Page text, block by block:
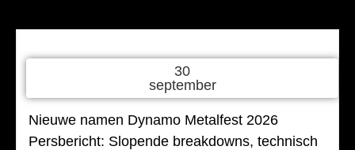
30
september
Nieuwe namen Dynamo Metalfest 2026
Persbericht: Slopende breakdowns, technisch